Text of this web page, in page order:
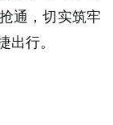
通，切实筑牢
出行。